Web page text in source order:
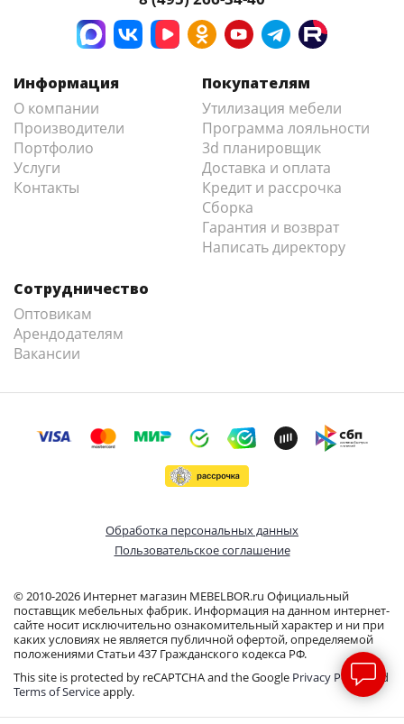
Информация
О компании
Производители
Портфолио
Услуги
Контакты
Покупателям
Утилизация мебели
Программа лояльности
3d планировщик
Доставка и оплата
Кредит и рассрочка
Сборка
Гарантия и возврат
Написать директору
Сотрудничество
Оптовикам
Арендодателям
Вакансии
© 2010-2026 Интернет магазин MEBELBOR.ru Официальный
поставщик мебельных фабрик. Информация на данном интернет-
сайте носит исключительно ознакомительный характер и ни при
каких условиях не является публичной офертой, определяемой
положениями Статьи 437 Гражданского кодекса РФ.
This site is protected by reCAPTCHA and the Google Privacy Policyand
Terms of Serviceapply.
Обработка персональных данных
Пользовательское соглашение